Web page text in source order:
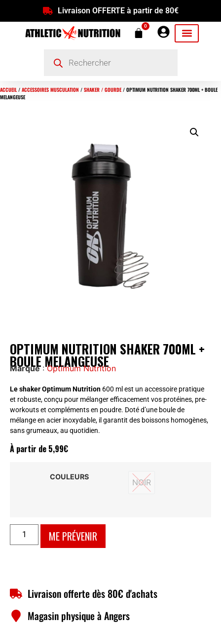
Livraison OFFERTE à partir de 80€
0
ACCUEIL/ ACCESSOIRES MUSCULATION / SHAKER / GOURDE/ OPTIMUM NUTRITION SHAKER 700ML + BOULE
MELANGEUSE
OPTIMUM NUTRITION SHAKER 700ML +
BOULE MELANGEUSE
Marque:Optimum Nutrition
Le shaker Optimum Nutrition 600 ml est un accessoire pratique
et robuste, conçu pour mélanger efficacement vos protéines, pre-
workouts et compléments en poudre. Doté d’une boule de
mélange en acier inoxydable, il garantit des boissons homogènes,
sans grumeaux, au quotidien.
À partir de 5,99€
COULEURS
NOIR
NOIR
ME PRÉVENIR
Livraison offerte dès 80€ d'achats
Magasin physique à Angers